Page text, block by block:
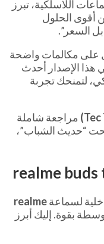
اللاسلكية، تبرز
أقوى الحلول
السعر”.
على مكالمات واضحة
الإصدار أحدث
لتمنحك تجربة
مراجعة شاملة
“حديث الشباب”،
لسماعةrealme
بقوة. إليك أبرز